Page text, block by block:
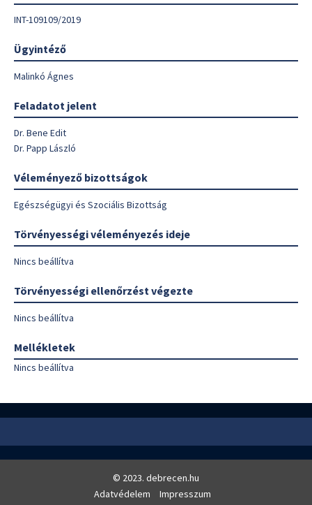
INT-109109/2019
Ügyintéző
Malinkó Ágnes
Feladatot jelent
Dr. Bene Edit
Dr. Papp László
Véleményező bizottságok
Egészségügyi és Szociális Bizottság
Törvényességi véleményezés ideje
Nincs beállítva
Törvényességi ellenőrzést végezte
Nincs beállítva
Mellékletek
Nincs beállítva
© 2023. debrecen.hu
Adatvédelem
Impresszum